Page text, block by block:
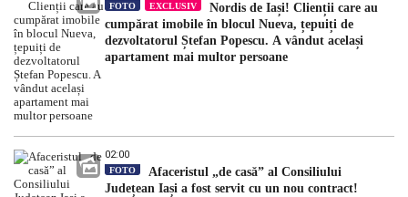
FOTO EXCLUSIV
Nordis de Iași! Clienții care au
cumpărat imobile în blocul Nueva, țepuiți de
dezvoltatorul Ștefan Popescu. A vândut același
apartament mai multor persoane
02:00
FOTO
Afaceristul „de casă” al Consiliului
Județean Iași a fost servit cu un nou contract!